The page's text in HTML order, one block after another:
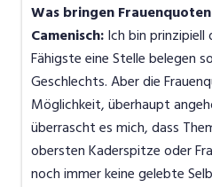
Was bringen
Camenisch:Ich bin
Fähigste eine Stelle belegen
Geschlechts. Aber die
Möglichkeit, überhaupt
überrascht es mich, dass
obersten Kaderspitze oder
noch immer keine gelebte